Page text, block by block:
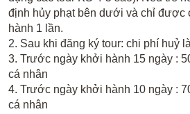
định hủy phạt bên dưới và chỉ được
hành 1 lần.
2. Sau khi đăng ký tour: chi phí huỷ
3. Trước ngày khởi hành 15 ngày :
cá nhân
4. Trước ngày khởi hành 10 ngày :
cá nhân